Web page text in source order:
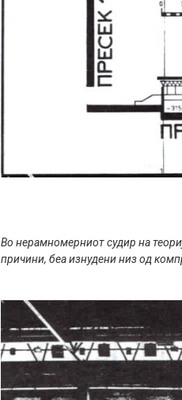
Во нерамномерниот судир на
причини, беа изнудени низ од